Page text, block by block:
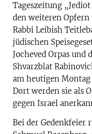
Tageszeitung
den weiteren
Rabbi Leibish
jüdischen
Jocheved Orpas und
Shvarzblat
am heutigen
Dort werden sie als
gegen Israel
Bei der Gedenkfeier